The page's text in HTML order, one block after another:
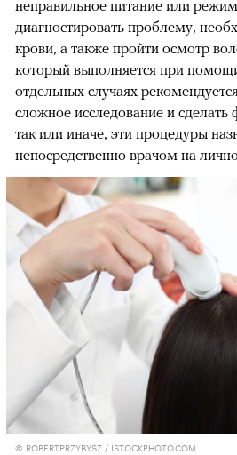
неправильное питание или
диагностировать проблему,
крови, а также пройти осмотр
который выполняется при
отдельных случаях
сложное исследование и
так или иначе, эти процедуры
непосредственно врачом на
© ROBERTPRZYBYSZ / ISTOCKPHOTO.COM